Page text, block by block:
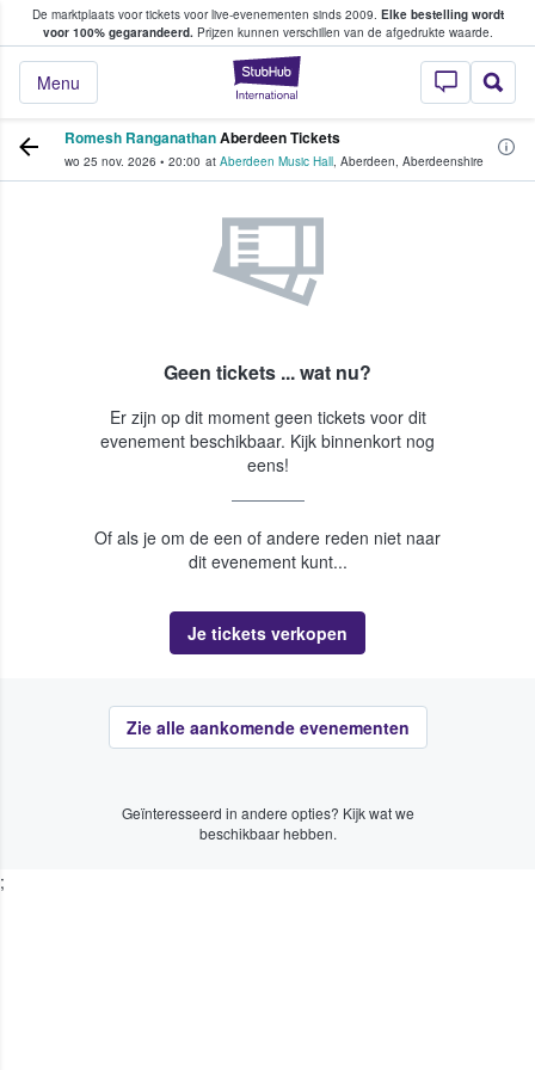
De marktplaats voor tickets voor live-evenementen sinds 2009. Elke bestelling wordt
voor 100% gegarandeerd.Prijzen kunnen verschillen van de afgedrukte waarde.
StubHub: waar
Menu
tickets kopen en verkopen
Romesh RanganathanAberdeen Tickets
wo 25 nov. 2026 • 20:00 at Aberdeen Music Hall, Aberdeen, Aberdeenshire
Geen tickets ... wat nu?
Er zijn op dit moment geen tickets voor dit
evenement beschikbaar. Kijk binnenkort nog
eens!
Of als je om de een of andere reden niet naar
dit evenement kunt...
Je tickets verkopen
Zie alle aankomende evenementen
Geïnteresseerd in andere opties? Kijk wat we
beschikbaar hebben.
;